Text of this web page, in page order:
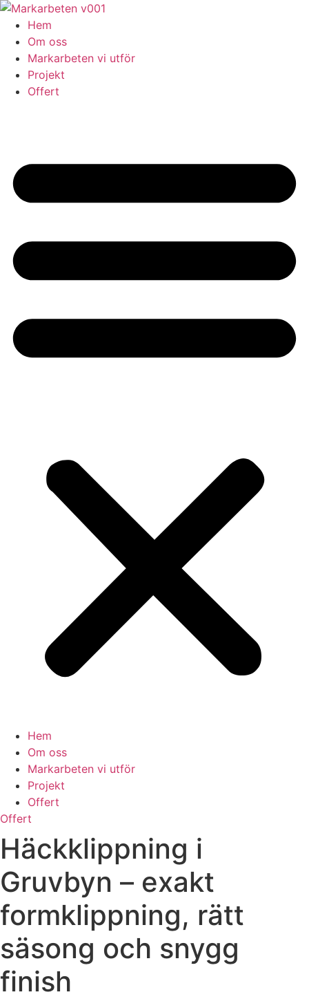
Skip
content
Hem
Om oss
Markarbeten vi utför
Projekt
Offert
Hem
Om oss
Markarbeten vi utför
Projekt
Offert
Offert
Häckklippning i
Gruvbyn – exakt
formklippning, rätt
säsong och snygg
finish